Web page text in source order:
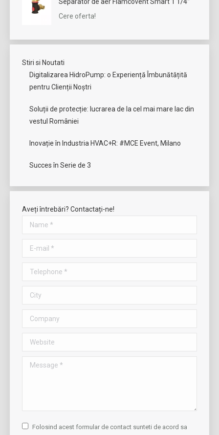
Cere oferta!
Stiri si Noutati
Digitalizarea HidroPump: o Experiență Îmbunătățită
pentru Clienții Noștri
Soluții de protecție: lucrarea de la cel mai mare lac din
vestul României
Inovație în Industria HVAC+R: #MCE Event, Milano
Succes în Serie de 3
Aveți întrebări? Contactați-ne!
Name *
E-mail *
Telephone *
City
Company
Website
Message *
Folosind acest formular de contact sunteti de acord sa